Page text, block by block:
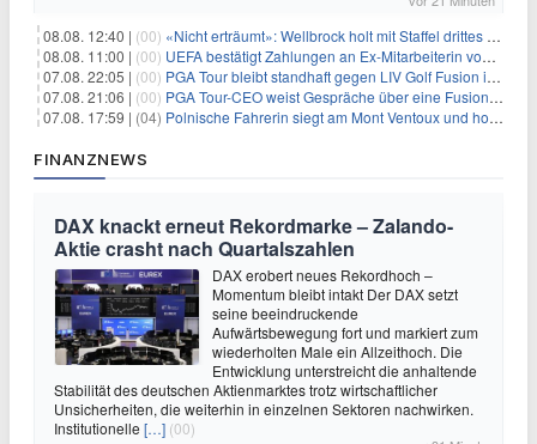
08.08. 12:40 | (00) «Nicht erträumt»: Wellbrock holt mit Staffel drittes EM-Gold
08.08. 11:00 | (00) UEFA bestätigt Zahlungen an Ex-Mitarbeiterin von Infantino
07.08. 22:05 | (00) PGA Tour bleibt standhaft gegen LIV Golf Fusion in einem sich wandelnden Sportumfeld
07.08. 21:06 | (00) PGA Tour-CEO weist Gespräche über eine Fusion mit LIV Golf zurück und bekräftigt die Wettbewerbslandschaft
07.08. 17:59 | (04) Polnische Fahrerin siegt am Mont Ventoux und holt Tour-Gelb
FINANZNEWS
DAX knackt erneut Rekordmarke – Zalando-
Aktie crasht nach Quartalszahlen
DAX erobert neues Rekordhoch –
Momentum bleibt intakt Der DAX setzt
seine beeindruckende
Aufwärtsbewegung fort und markiert zum
wiederholten Male ein Allzeithoch. Die
Entwicklung unterstreicht die anhaltende
Stabilität des deutschen Aktienmarktes trotz wirtschaftlicher
Unsicherheiten, die weiterhin in einzelnen Sektoren nachwirken.
Institutionelle […] (00)